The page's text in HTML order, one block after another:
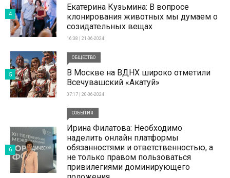
Екатерина Кузьмина: В вопросе
клонирования животных мы думаем о
созидательных вещах
16:38 | 21-06-2024
4
ОБЩЕСТВО
В Москве на ВДНХ широко отметили
Всечувашский «Акатуй»
07:17 | 20-06-2024
5
СОБЫТИЯ
Ирина Филатова: Необходимо
наделить онлайн платформы
обязанностями и ответственностью, а
не только правом пользоваться
привилегиями доминирующего
6